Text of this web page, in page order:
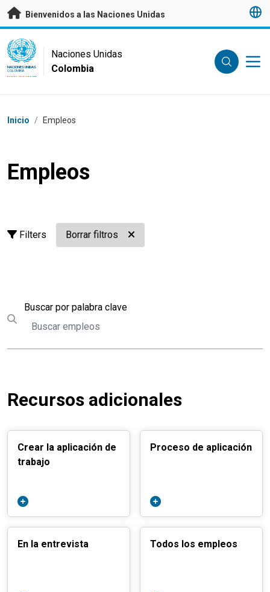
Saltar a contenido principal
Bienvenidos a las Naciones Unidas
UN Logo
NACIONES UNIDAS
COLOMBIA
Naciones Unidas
Colombia
Coordenadas dentro de la ruta de navegación
Inicio / Empleos
Empleos
Filters Borrar filtros
Submit search
Buscar por palabra claveBuscar
Recursos adicionales
Crear la aplicación de
trabajo
Proceso de aplicación
En la entrevista Todos los empleos